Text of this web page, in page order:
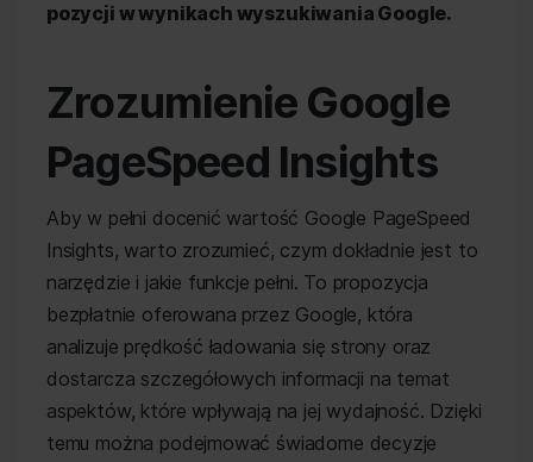
pozycji w wynikach wyszukiwania Google.
Zrozumienie Google
PageSpeed Insights
Aby w pełni docenić wartość Google PageSpeed
Insights, warto zrozumieć, czym dokładnie jest to
narzędzie i jakie funkcje pełni. To propozycja
bezpłatnie oferowana przez Google, która
analizuje prędkość ładowania się strony oraz
dostarcza szczegółowych informacji na temat
aspektów, które wpływają na jej wydajność. Dzięki
temu można podejmować świadome decyzje